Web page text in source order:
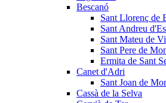
Bescanó
Sant Llorenç de
Sant Andreu
Sant Mateu de
Sant Pere de
Ermita de Sant
Canet d'Adri
Sant Joan de
Cassà de la Selva